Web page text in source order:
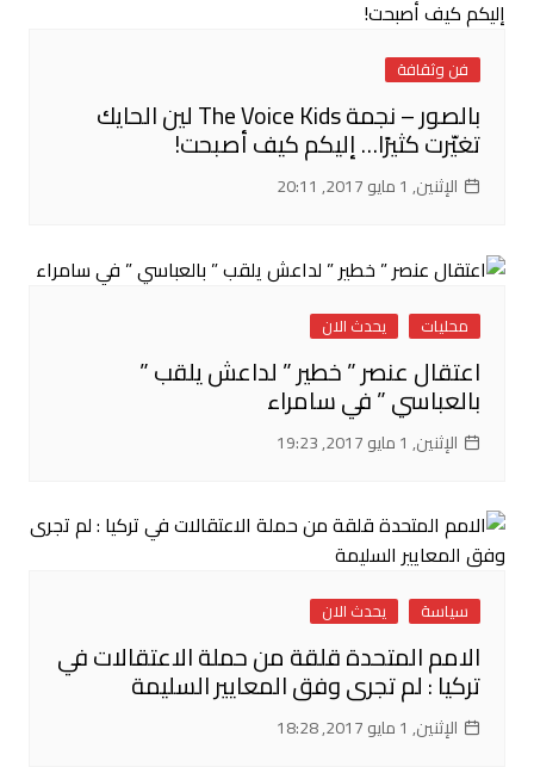
فن وثقافة
بالصور – نجمة The Voice Kids لين الحايك
تغيّرت كثيرًا… إليكم كيف أصبحت!
الإثنين, 1 مايو 2017, 20:11
محليات يحدث الان
اعتقال عنصر ” خطير ” لداعش يلقب ”
بالعباسي ” في سامراء
الإثنين, 1 مايو 2017, 19:23
سياسة يحدث الان
الامم المتحدة قلقة من حملة الاعتقالات في
تركيا : لم تجرى وفق المعايير السليمة
الإثنين, 1 مايو 2017, 18:28